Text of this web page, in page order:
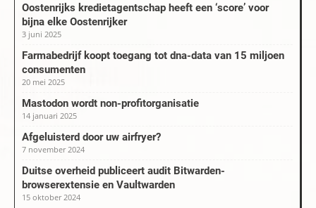
Oostenrijks kredietagentschap heeft een ‘score’ voor
bijna elke Oostenrijker
3 juni 2025
Farmabedrijf koopt toegang tot dna-data van 15 miljoen
consumenten
20 mei 2025
Mastodon wordt non-profitorganisatie
14 januari 2025
Afgeluisterd door uw airfryer?
7 november 2024
Duitse overheid publiceert audit Bitwarden-
browserextensie en Vaultwarden
15 oktober 2024